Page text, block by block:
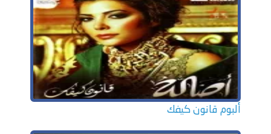
ألبوم قانون كيفك